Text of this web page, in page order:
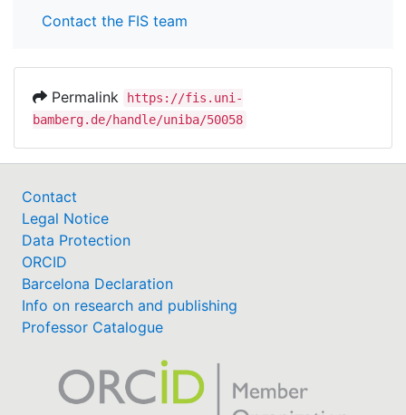
Contact the FIS team
Permalink
https://fis.uni-
bamberg.de/handle/uniba/50058
Contact
Legal Notice
Data Protection
ORCID
Barcelona Declaration
Info on research and publishing
Professor Catalogue